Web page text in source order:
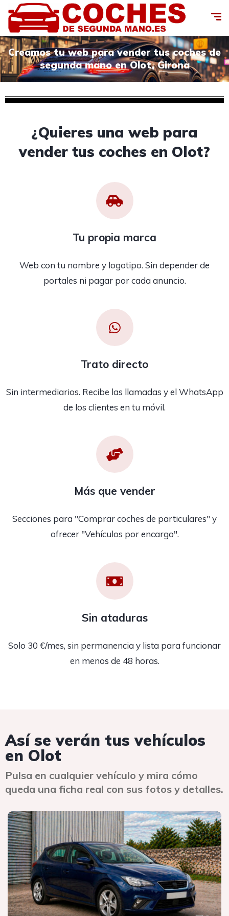
Creamos tu web para vender tus coches de
segunda mano en Olot, Girona
¿Quieres una web para
vender tus coches en Olot?
Tu propia marca
Web con tu nombre y logotipo. Sin depender de
portales ni pagar por cada anuncio.
Trato directo
Sin intermediarios. Recibe las llamadas y el WhatsApp
de los clientes en tu móvil.
Más que vender
Secciones para "Comprar coches de particulares" y
ofrecer "Vehículos por encargo".
Sin ataduras
Solo 30 €/mes, sin permanencia y lista para funcionar
en menos de 48 horas.
Así se verán tus vehículos
en Olot
Pulsa en cualquier vehículo y mira cómo
queda una ficha real con sus fotos y detalles.